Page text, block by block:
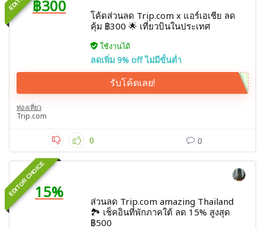
฿300
โค้ดส่วนลด Trip.com x แอร์เอเชีย ลด
คุ้ม ฿300 🌟 เที่ยวบินในประเทศ
ใช้งานได้
ลดเพิ่ม 9% off ไม่มีขั้นต่ำ
รับโค้ดเลย!
ท่องเที่ยว
Trip.com
0 0
EDITOR CHOICE15%
ส่วนลด Trip.com amazing Thailand
🏞️ เช็คอินที่พักภาคใต้ ลด 15% สูงสุด
฿500